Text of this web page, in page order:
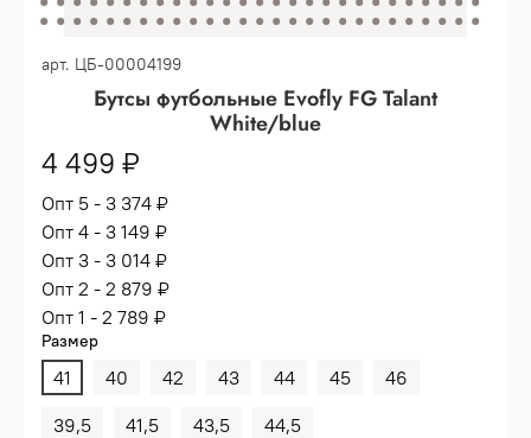
арт. ЦБ-00004199
Бутсы футбольные Evofly FG Talant
White/blue
4 499 ₽
Опт 5 - 3 374 ₽
Опт 4 - 3 149 ₽
Опт 3 - 3 014 ₽
Опт 2 - 2 879 ₽
Опт 1 - 2 789 ₽
Размер
41 40 42 43 44 45
46
39,5
41,5 43,5 44,5